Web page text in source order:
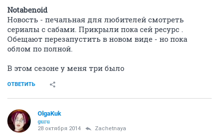
Notabenoid
Новость - печальная для любителей смотреть
сериалы с сабами. Прикрыли пока сей ресурс .
Обещают перезапустить в новом виде - но пока
облом по полной.
В этом сезоне у меня три было
ОТВЕТИТЬ
OlgaKuk
guru
28 октября 2014 Zachetnaya